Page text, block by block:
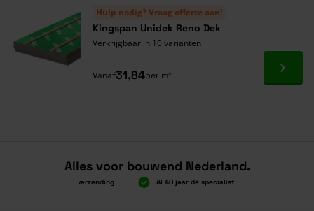
Hulp nodig? Vraag offerte aan!
Kingspan Unidek Reno Dek
Verkrijgbaar in 10 varianten
Vanaf31,84per m² Ga
Alles voor bouwend Nederland.
Boven 2.000 gratis verzending Al 40 jaar dé specialist